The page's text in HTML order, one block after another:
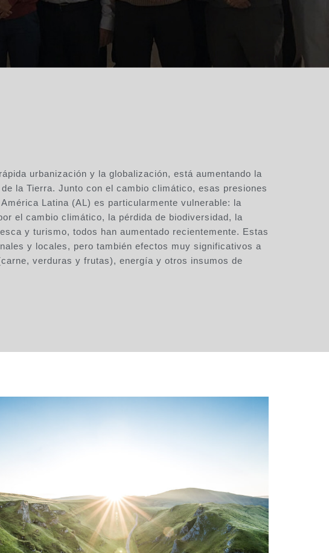
urbanización y la globalización, está aumentando la
la Tierra. Junto con el cambio climático, esas presiones
Latina (AL) es particularmente vulnerable: la
el cambio climático, la pérdida de biodiversidad, la
y turismo, todos han aumentado recientemente. Estas
y locales, pero también efectos muy significativos a
verduras y frutas), energía y otros insumos de